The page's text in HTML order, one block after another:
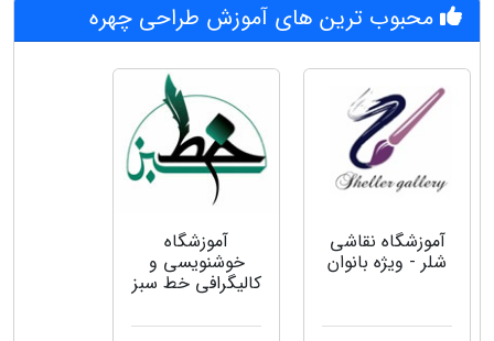
محبوب ترین های آموزش طراحی چهره
آموزشگاه نقاشی
شلر - ویژه بانوان
آموزشگاه
خوشنویسی و
کالیگرافی خط سبز